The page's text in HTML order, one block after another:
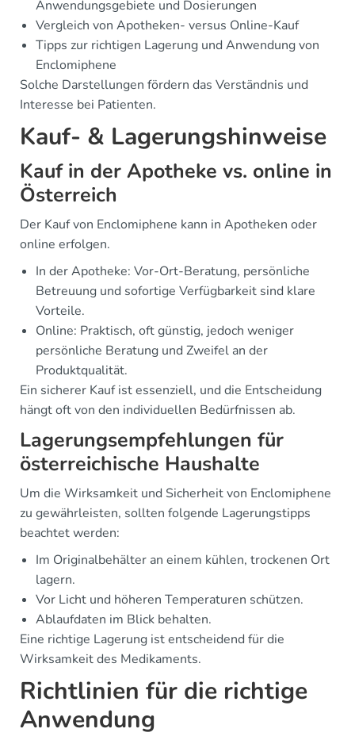
Anwendungsgebiete und Dosierungen
Vergleich von Apotheken- versus Online-Kauf
Tipps zur richtigen Lagerung und Anwendung von
Enclomiphene
Solche Darstellungen fördern das Verständnis und
Interesse bei Patienten.
Kauf- & Lagerungshinweise
Kauf in der Apotheke vs. online in
Österreich
Der Kauf von Enclomiphene kann in Apotheken oder
online erfolgen.
In der Apotheke: Vor-Ort-Beratung, persönliche
Betreuung und sofortige Verfügbarkeit sind klare
Vorteile.
Online: Praktisch, oft günstig, jedoch weniger
persönliche Beratung und Zweifel an der
Produktqualität.
Ein sicherer Kauf ist essenziell, und die Entscheidung
hängt oft von den individuellen Bedürfnissen ab.
Lagerungsempfehlungen für
österreichische Haushalte
Um die Wirksamkeit und Sicherheit von Enclomiphene
zu gewährleisten, sollten folgende Lagerungstipps
beachtet werden:
Im Originalbehälter an einem kühlen, trockenen Ort
lagern.
Vor Licht und höheren Temperaturen schützen.
Ablaufdaten im Blick behalten.
Eine richtige Lagerung ist entscheidend für die
Wirksamkeit des Medikaments.
Richtlinien für die richtige
Anwendung